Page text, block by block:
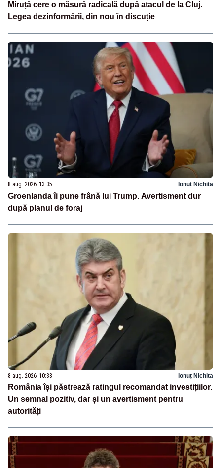
Miruță cere o măsură radicală după atacul de la Cluj.
Legea dezinformării, din nou în discuție
8 aug. 2026, 13:35 Ionuț Nichita
Groenlanda îi pune frână lui Trump. Avertisment dur
după planul de foraj
8 aug. 2026, 10:38 Ionuț Nichita
România își păstrează ratingul recomandat investițiilor.
Un semnal pozitiv, dar și un avertisment pentru
autorități